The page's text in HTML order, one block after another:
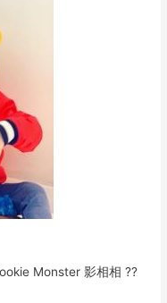
Monster 影相相 ??